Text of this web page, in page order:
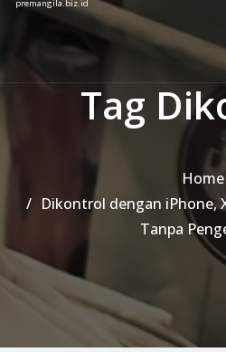
premangila.biz.id
Tag
Home
Dikontrol dengan iPhone,
Tanpa